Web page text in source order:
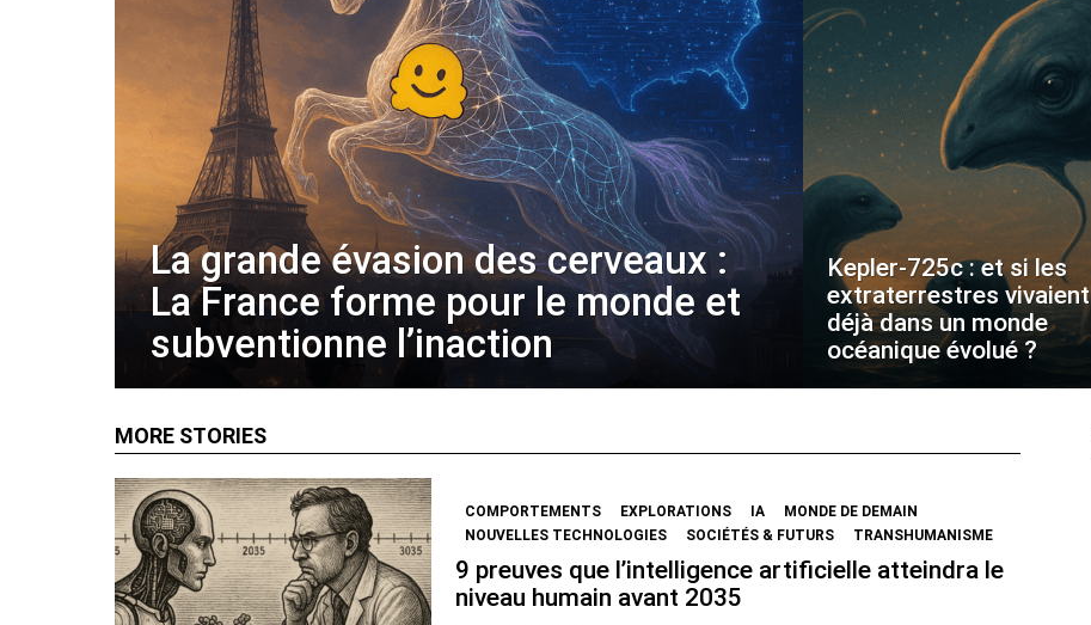
La grande évasion des cerveaux :
La France forme pour le monde et
subventionne l’inaction
Kepler-725c : et si les
extraterrestres vivaient
déjà dans un monde
océanique évolué ?
MORE STORIES
COMPORTEMENTS EXPLORATIONS IA
MONDE DE DEMAIN
NOUVELLES TECHNOLOGIES
SOCIÉTÉS & FUTURS TRANSHUMANISME
9 preuves que l’intelligence artificielle atteindra le
niveau humain avant 2035